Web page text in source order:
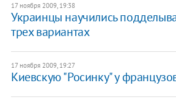
17 ноября 2009, 19:38
Украинцы научились
трех вариантах
17 ноября 2009, 19:27
Киевскую "Росинку" у